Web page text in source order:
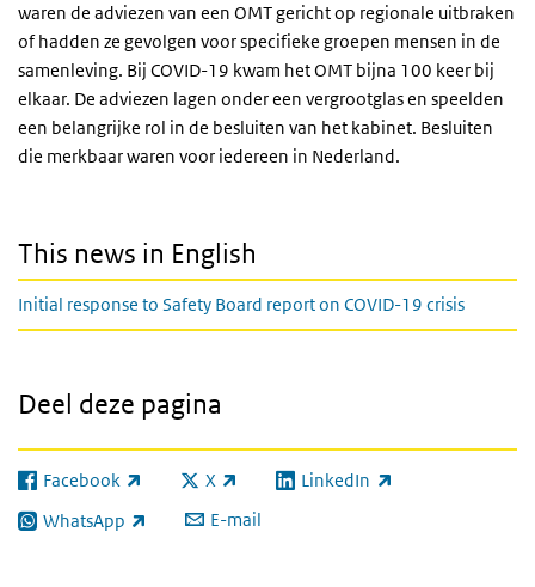
waren de adviezen van een OMT gericht op regionale uitbraken
of hadden ze gevolgen voor specifieke groepen mensen in de
samenleving. Bij COVID-19 kwam het OMT bijna 100 keer bij
elkaar. De adviezen lagen onder een vergrootglas en speelden
een belangrijke rol in de besluiten van het kabinet. Besluiten
die merkbaar waren voor iedereen in Nederland.
This news in English
Initial response to Safety Board report on COVID-19 crisis
Deel deze pagina
Facebook
(externe link) X
(externe link) LinkedIn
(externe link)
WhatsApp
(externe link) E-mail